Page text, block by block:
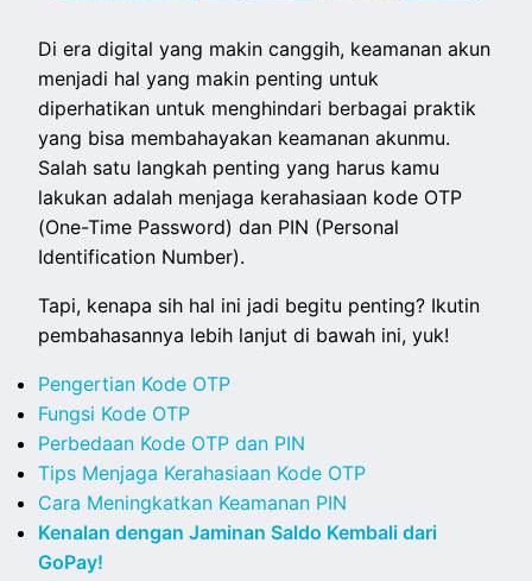
Di era digital yang makin canggih, keamanan akun
menjadi hal yang makin penting untuk
diperhatikan untuk menghindari berbagai praktik
yang bisa membahayakan keamanan akunmu.
Salah satu langkah penting yang harus kamu
lakukan adalah menjaga kerahasiaan kode OTP
(One-Time Password) dan PIN (Personal
Identification Number).
Tapi, kenapa sih hal ini jadi begitu penting? Ikutin
pembahasannya lebih lanjut di bawah ini, yuk!
Pengertian Kode OTP
Fungsi Kode OTP
Perbedaan Kode OTP dan PIN
Tips Menjaga Kerahasiaan Kode OTP
Cara Meningkatkan Keamanan PIN
Kenalan dengan Jaminan Saldo Kembali dari
GoPay!